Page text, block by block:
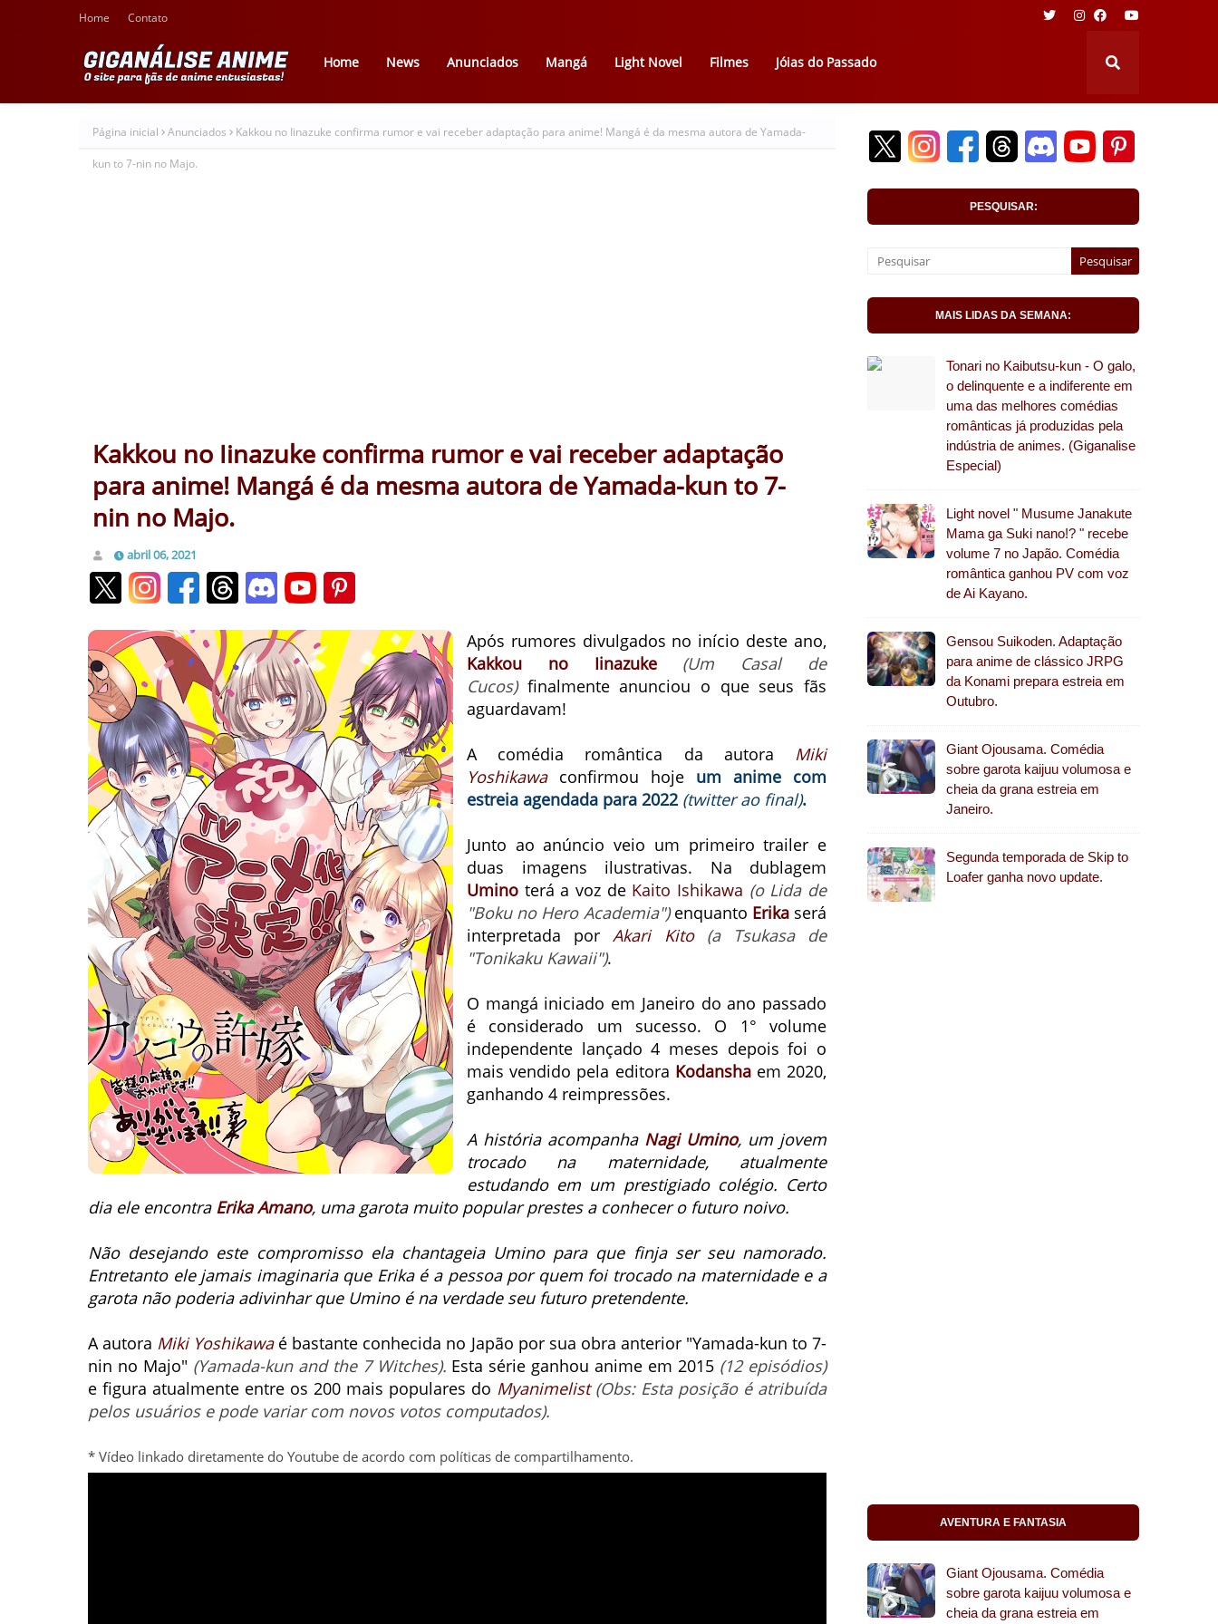
Home Contato
Home News Anunciados Mangá Light Novel Filmes Jóias do Passado
Página inicial Anunciados Kakkou no Iinazuke confirma rumor e vai receber adaptação para anime! Mangá é da mesma autora de Yamada-
kun to 7-nin no Majo.
Kakkou no Iinazuke confirma rumor e vai receber adaptação
para anime! Mangá é da mesma autora de Yamada-kun to 7-
nin no Majo.
abril 06, 2021
Após rumores divulgados no início deste ano,
Kakkou no Iinazuke (Um Casal de
Cucos)finalmente anunciou o que seus fãs
aguardavam!
A comédia romântica da autora Miki
Yoshikawaconfirmou hoje um anime com
estreia agendada para 2022 (twitter ao final).
Junto ao anúncio veio um primeiro trailer e
duas imagens ilustrativas. Na dublagem
Umino terá a voz de Kaito Ishikawa (o Lida de
"Boku no Hero Academia")enquanto Erikaserá
interpretada porAkari Kito
(a Tsukasa de
"Tonikaku Kawaii").
O mangá iniciado em Janeiro do ano passado
é considerado um sucesso. O 1° volume
independente lançado 4 meses depois foi o
mais vendido pela editora Kodanshaem 2020,
ganhando 4 reimpressões.
A história acompanha Nagi Umino, um jovem
trocado na maternidade, atualmente
estudando em um prestigiado colégio. Certo
dia ele encontra Erika Amano, uma garota muito popular prestes a conhecer o futuro noivo.
Não desejando este compromisso ela chantageia Umino para que finja ser seu namorado.
Entretanto ele jamais imaginaria que Erika é a pessoa por quem foi trocado na maternidade e a
garota não poderia adivinhar que Umino é na verdade seu futuro pretendente.
A autora Miki Yoshikawaé bastante conhecida no Japão por sua obra anterior "Yamada-kun to 7-
nin no Majo" (Yamada-kun and the 7 Witches). Esta série ganhou anime em 2015 (12 episódios)
e figura atualmente entre os 200 mais populares do Myanimelist (Obs: Esta posição é atribuída
pelos usuários e pode variar com novos votos computados).
* Vídeo linkado diretamente do Youtube de acordo com políticas de compartilhamento.
PESQUISAR:
MAIS LIDAS DA SEMANA:
Tonari no Kaibutsu-kun - O galo,
o delinquente e a indiferente em
uma das melhores comédias
românticas já produzidas pela
indústria de animes. (Giganalise
Especial)
Light novel " Musume Janakute
Mama ga Suki nano!? " recebe
volume 7 no Japão. Comédia
romântica ganhou PV com voz
de Ai Kayano.
Gensou Suikoden. Adaptação
para anime de clássico JRPG
da Konami prepara estreia em
Outubro.
Giant Ojousama. Comédia
sobre garota kaijuu volumosa e
cheia da grana estreia em
Janeiro.
Segunda temporada de Skip to
Loafer ganha novo update.
AVENTURA E FANTASIA
Giant Ojousama. Comédia
sobre garota kaijuu volumosa e
cheia da grana estreia em